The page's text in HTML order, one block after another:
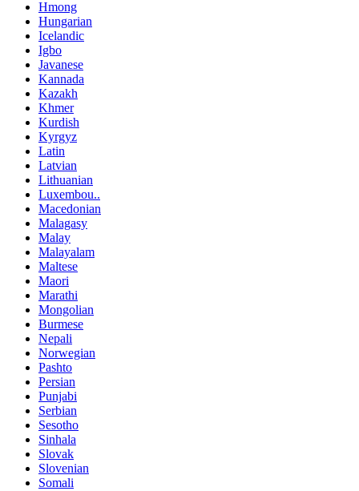
Hmong
Hungarian
Icelandic
Igbo
Javanese
Kannada
Kazakh
Khmer
Kurdish
Kyrgyz
Latin
Latvian
Lithuanian
Luxembou..
Macedonian
Malagasy
Malay
Malayalam
Maltese
Maori
Marathi
Mongolian
Burmese
Nepali
Norwegian
Pashto
Persian
Punjabi
Serbian
Sesotho
Sinhala
Slovak
Slovenian
Somali